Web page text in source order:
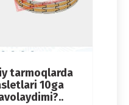
tarmoqlarda
10ga